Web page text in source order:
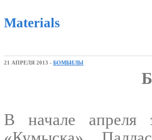
Materials
21 АПРЕЛЯ 2013 - БОМБИЛЫ
В начале